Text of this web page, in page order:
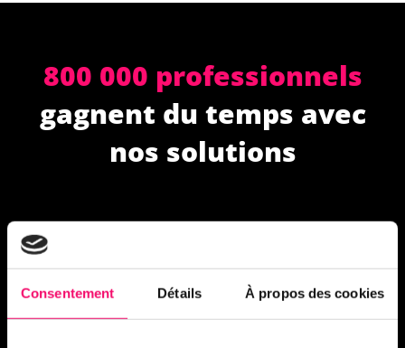
Consentement Détails À propos des cookies
800 000 professionnels
gagnent du temps avec
nos solutions